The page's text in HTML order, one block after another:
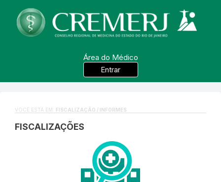
Área do Médico
Entrar
VOCÊ ESTÁ EM: FISCALIZAÇÃO / INFORMES
FISCALIZAÇÕES